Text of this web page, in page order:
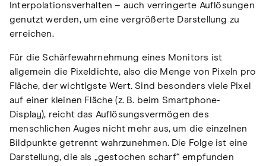
Interpolationsverhalten – auch verringerte Auflösungen
genutzt werden, um eine vergrößerte Darstellung zu
erreichen.
Für die Schärfewahrnehmung eines Monitors ist
allgemein die Pixeldichte, also die Menge von Pixeln pro
Fläche, der wichtigste Wert. Sind besonders viele Pixel
auf einer kleinen Fläche (z. B. beim Smartphone-
Display), reicht das Auflösungsvermögen des
menschlichen Auges nicht mehr aus, um die einzelnen
Bildpunkte getrennt wahrzunehmen. Die Folge ist eine
Darstellung, die als „gestochen scharf“ empfunden